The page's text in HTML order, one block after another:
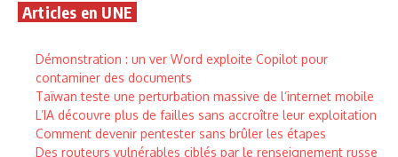
Articles en UNE
Démonstration : un ver Word exploite Copilot pour
contaminer des documents
Taïwan teste une perturbation massive de l’internet mobile
L’IA découvre plus de failles sans accroître leur exploitation
Comment devenir pentester sans brûler les étapes
Des routeurs vulnérables ciblés par le renseignement russe